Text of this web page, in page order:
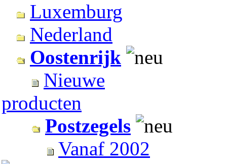
Luxemburg
Nederland
Oostenrijk
Nieuwe
producten
Postzegels
Vanaf 2002